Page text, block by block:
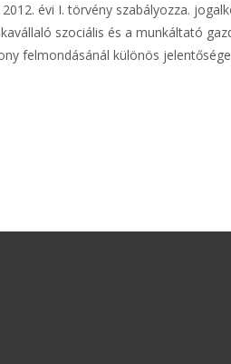
évi I. törvény szabályozza.
szociális és a munkáltató
felmondásánál különös